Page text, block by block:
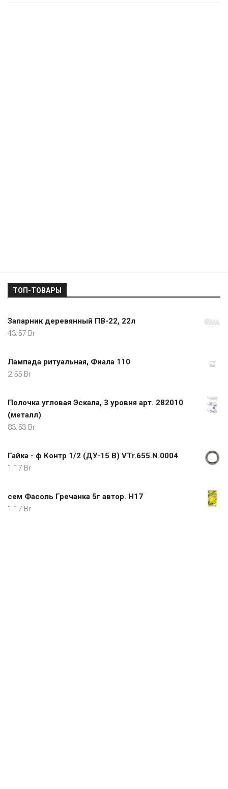
ТОП-ТОВАРЫ
Запарник деревянный ПВ-22, 22л
43.57 Br
Лампада ритуальная, Фиала 110
2.55 Br
Полочка угловая Эскала, 3 уровня арт. 282010
(металл)
83.53 Br
Гайка - ф Контр 1/2 (ДУ-15 В) VTr.655.N.0004
1.17 Br
сем Фасоль Гречанка 5г автор. Н17
1.17 Br